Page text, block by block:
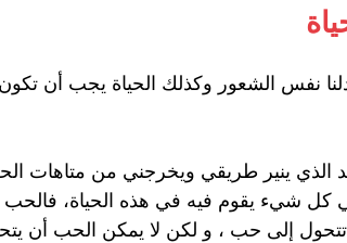
نفس الشعور وكذلك الحياة يجب أن
الذي ينير طريقي ويخرجني من متاهات
كل شيء يقوم فيه في هذه الحياة، فالحب
إلى حب ، و لكن لا يمكن الحب أن